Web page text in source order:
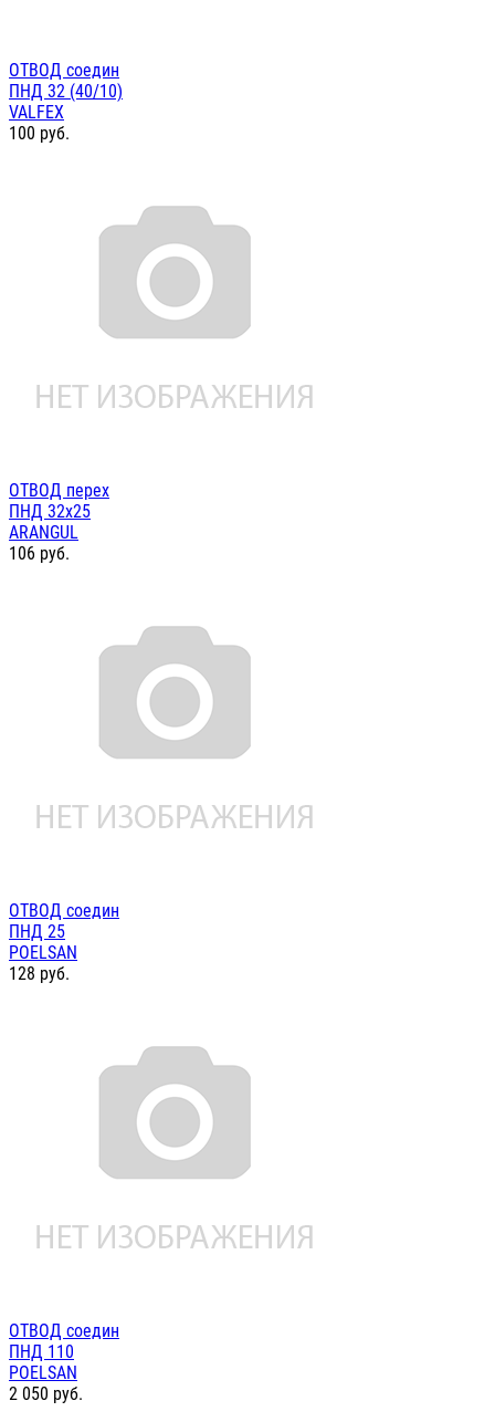
ОТВОД соедин
ПНД 32 (40/10)
VALFEX
100 руб.
ОТВОД перех
ПНД 32х25
ARANGUL
106 руб.
ОТВОД соедин
ПНД 25
POELSAN
128 руб.
ОТВОД соедин
ПНД 110
POELSAN
2 050 руб.